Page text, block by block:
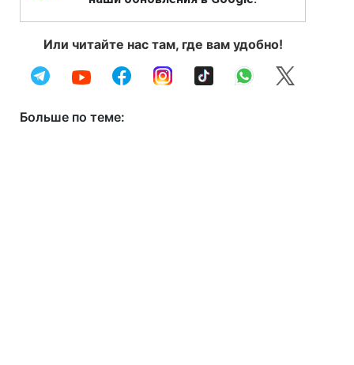
Или читайте нас там, где вам удобно!
Больше по теме: